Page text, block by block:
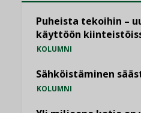
Puheista tekoihin –
käyttöön
KOLUMNI
Sähköistäminen
KOLUMNI